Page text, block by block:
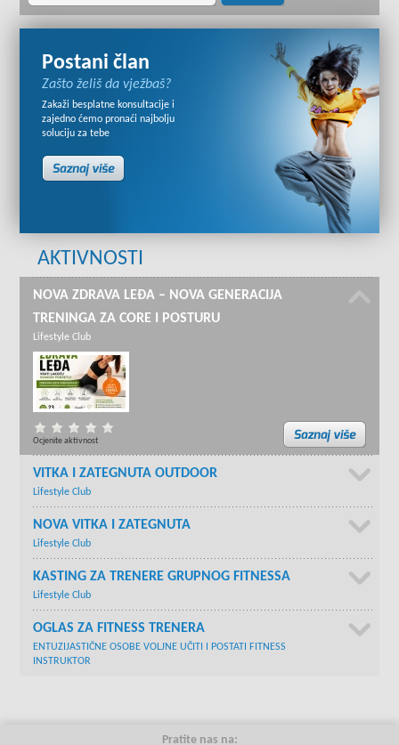
Postani član
Zašto želiš da vježbaš?
Zakaži besplatne konsultacije i
zajedno ćemo pronaći najbolju
soluciju za tebe
AKTIVNOSTI
NOVA ZDRAVA LEĐA – NOVA GENERACIJA
TRENINGA ZA CORE I POSTURU
Lifestyle Club
Ocjenite aktivnost
VITKA I ZATEGNUTA OUTDOOR
Lifestyle Club
NOVA VITKA I ZATEGNUTA
Lifestyle Club
KASTING ZA TRENERE GRUPNOG FITNESSA
Lifestyle Club
OGLAS ZA FITNESS TRENERA
ENTUZIJASTIČNE OSOBE VOLJNE UČITI I POSTATI FITNESS
INSTRUKTOR
Pratite nas na: